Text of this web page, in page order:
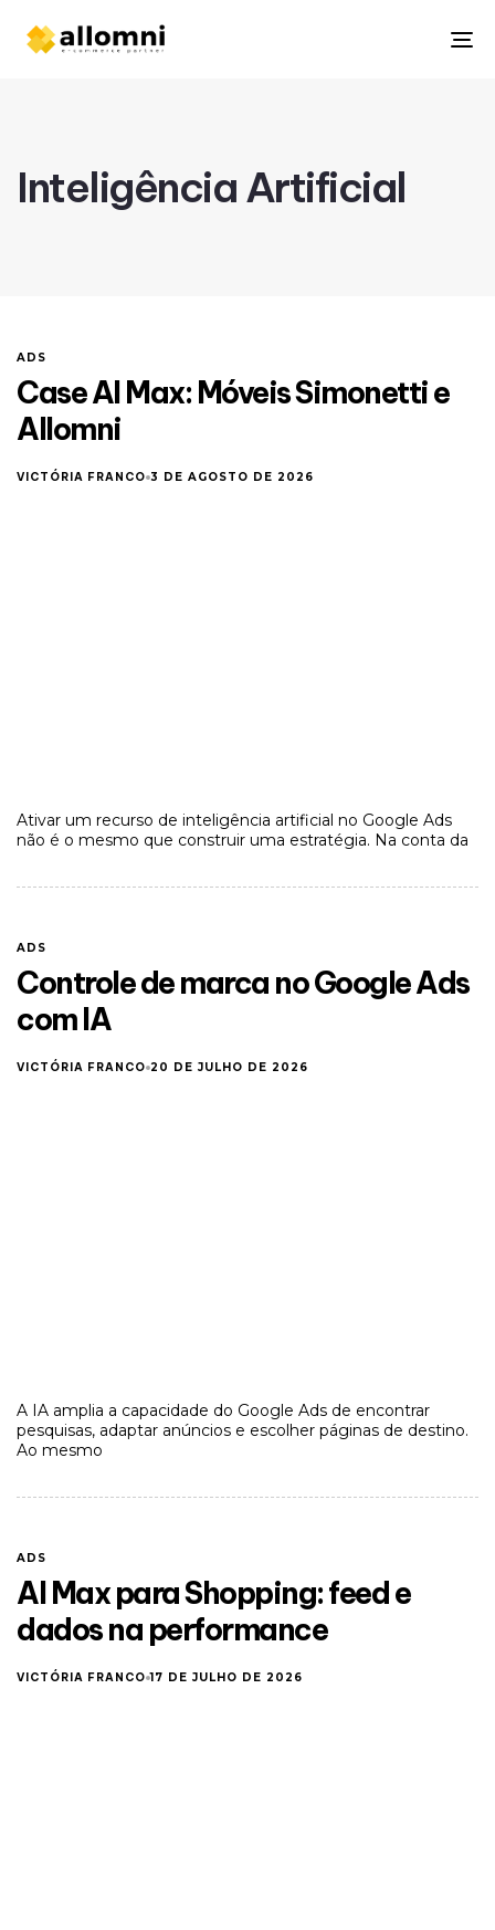
Inteligência Artificial
ADS
Case AI Max: Móveis Simonetti e
Allomni
VICTÓRIA FRANCO 3 DE AGOSTO DE 2026
Ativar um recurso de inteligência artificial no Google Ads
não é o mesmo que construir uma estratégia. Na conta da
ADS
Controle de marca no Google Ads
com IA
VICTÓRIA FRANCO 20 DE JULHO DE 2026
A IA amplia a capacidade do Google Ads de encontrar
pesquisas, adaptar anúncios e escolher páginas de destino.
Ao mesmo
ADS
AI Max para Shopping: feed e
dados na performance
VICTÓRIA FRANCO 17 DE JULHO DE 2026